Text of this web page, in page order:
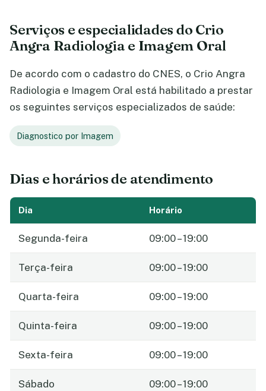
Serviços e especialidades do Crio
Angra Radiologia e Imagem Oral
De acordo com o cadastro do CNES, o Crio Angra
Radiologia e Imagem Oral está habilitado a prestar
os seguintes serviços especializados de saúde:
Diagnostico por Imagem
Dias e horários de atendimento
Dia Horário
Segunda-feira 09:00 – 19:00
Terça-feira 09:00 – 19:00
Quarta-feira 09:00 – 19:00
Quinta-feira 09:00 – 19:00
Sexta-feira 09:00 – 19:00
Sábado 09:00 – 19:00